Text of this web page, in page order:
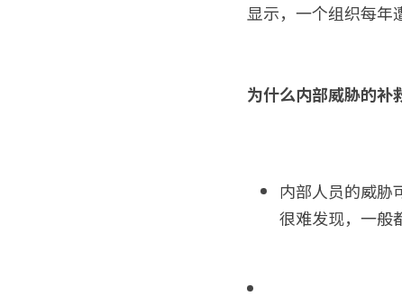
显示，一个组织每年
为什么内部威胁的补
内部人员的威胁
很难发现，一般